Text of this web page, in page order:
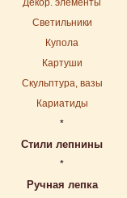
Декор. элементы
Светильники
Купола
Картуши
Скульптура, вазы
Кариатиды
*
Стили лепнины
*
Ручная лепка